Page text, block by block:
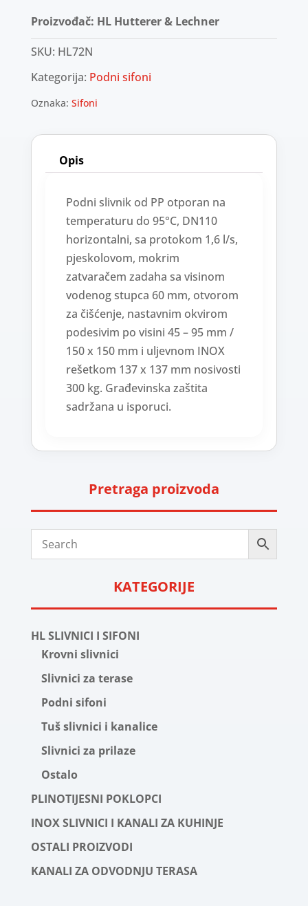
Proizvođač: HL Hutterer & Lechner
SKU: HL72N
Kategorija: Podni sifoni
Oznaka: Sifoni
Opis
Podni slivnik od PP otporan na
temperaturu do 95°C, DN110
horizontalni, sa protokom 1,6 l/s,
pjeskolovom, mokrim
zatvaračem zadaha sa visinom
vodenog stupca 60 mm, otvorom
za čišćenje, nastavnim okvirom
podesivim po visini 45 – 95 mm /
150 x 150 mm i uljevnom INOX
rešetkom 137 x 137 mm nosivosti
300 kg. Građevinska zaštita
sadržana u isporuci.
Pretraga proizvoda
KATEGORIJE
HL SLIVNICI I SIFONI
Krovni slivnici
Slivnici za terase
Podni sifoni
Tuš slivnici i kanalice
Slivnici za prilaze
Ostalo
PLINOTIJESNI POKLOPCI
INOX SLIVNICI I KANALI ZA KUHINJE
OSTALI PROIZVODI
KANALI ZA ODVODNJU TERASA